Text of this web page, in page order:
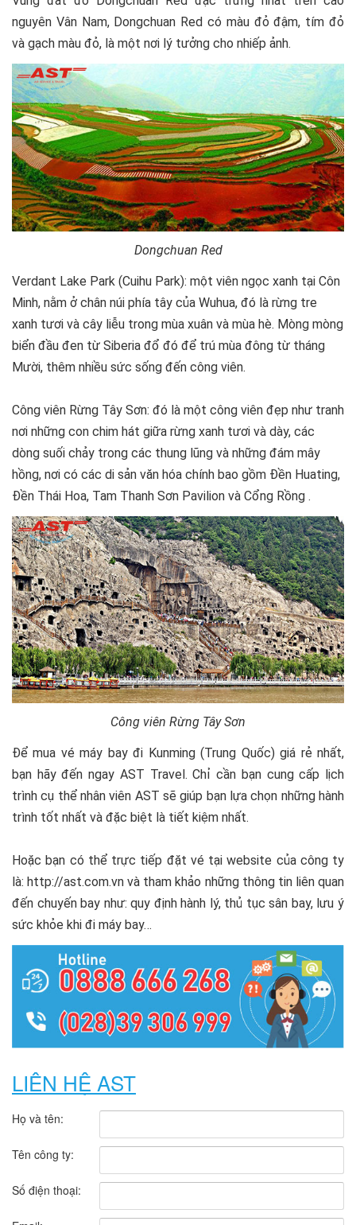
nguyên Vân Nam, Dongchuan Red có màu đỏ đậm, tím đỏ
và gạch màu đỏ, là một nơi lý tưởng cho nhiếp ảnh.
Dongchuan Red
Verdant Lake Park (Cuihu Park): một viên ngọc xanh tại Côn
Minh, nằm ở chân núi phía tây của Wuhua, đó là rừng tre
xanh tươi và cây liễu trong mùa xuân và mùa hè. Mòng mòng
biển đầu đen từ Siberia đổ đó để trú mùa đông từ tháng
Mười, thêm nhiều sức sống đến công viên.
Công viên Rừng Tây Sơn: đó là một công viên đẹp như tranh
nơi những con chim hát giữa rừng xanh tươi và dày, các
dòng suối chảy trong các thung lũng và những đám mây
hồng, nơi có các di sản văn hóa chính bao gồm Đền Huating,
Đền Thái Hoa, Tam Thanh Sơn Pavilion và Cổng Rồng .
Công viên Rừng Tây Sơn
Để mua vé máy bay đi Kunming (Trung Quốc) giá rẻ nhất,
bạn hãy đến ngay AST Travel. Chỉ cần bạn cung cấp lịch
trình cụ thể nhân viên AST sẽ giúp bạn lựa chọn những hành
trình tốt nhất và đặc biệt là tiết kiệm nhất.
Hoặc bạn có thể trực tiếp đặt vé tại website của công ty
là: http://ast.com.vn và tham khảo những thông tin liên quan
đến chuyến bay như: quy định hành lý, thủ tục sân bay, lưu ý
sức khỏe khi đi máy bay…
LIÊN HỆ AST
Họ và tên:
Tên công ty:
Số điện thoại: